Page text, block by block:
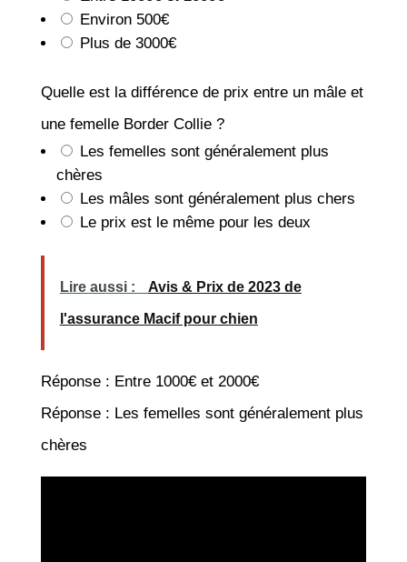
Environ 500€
Plus de 3000€
Quelle est la différence de prix entre un mâle et
une femelle Border Collie ?
Les femelles sont généralement plus
chères
Les mâles sont généralement plus chers
Le prix est le même pour les deux
Lire aussi : Avis & Prix de 2023 de
l'assurance Macif pour chien
Réponse : Entre 1000€ et 2000€
Réponse : Les femelles sont généralement plus
chères